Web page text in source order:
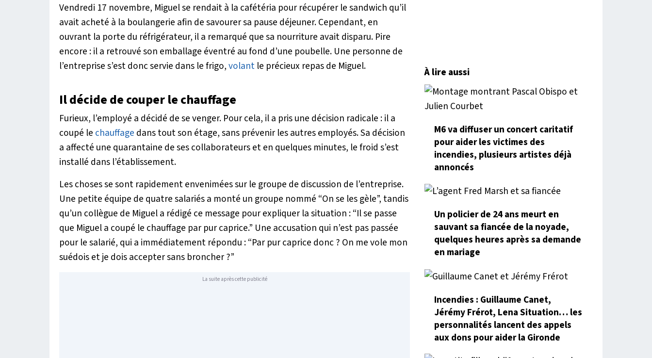
Vendredi 17 novembre, Miguel se rendait à la cafétéria pour récupérer le sandwich qu’il
avait acheté à la boulangerie afin de savourer sa pause déjeuner. Cependant, en
ouvrant la porte du réfrigérateur, il a remarqué que sa nourriture avait disparu. Pire
encore : il a retrouvé son emballage éventré au fond d’une poubelle. Une personne de
l’entreprise s’est donc servie dans le frigo,volant le précieux repas de Miguel.
Il décide de couper le chauffage
Furieux, l’employé a décidé de se venger. Pour cela, il a pris une décision radicale : il a
coupé le chauffage dans tout son étage, sans prévenir les autres employés. Sa décision
a affecté une quarantaine de ses collaborateurs et en quelques minutes, le froid s’est
installé dans l’établissement.
Les choses se sont rapidement envenimées sur le groupe de discussion de l’entreprise.
Une petite équipe de quatre salariés a monté un groupe nommé “On se les gèle”, tandis
qu’un collègue de Miguel a rédigé ce message pour expliquer la situation :“Il se passe
que Miguel a coupé le chauffage par pur caprice.” Une accusation qui n’est pas passée
pour le salarié, qui a immédiatement répondu :“Par pur caprice donc ? On me vole mon
suédois et je dois accepter sans broncher ?”
La suite après cette publicité
À lire aussi
M6 va diffuser un concert caritatif
pour aider les victimes des
incendies, plusieurs artistes déjà
annoncés
Un policier de 24 ans meurt en
sauvant sa fiancée de la noyade,
quelques heures après sa demande
en mariage
Incendies : Guillaume Canet,
Jérémy Frérot, Lena Situation… les
personnalités lancent des appels
aux dons pour aider la Gironde